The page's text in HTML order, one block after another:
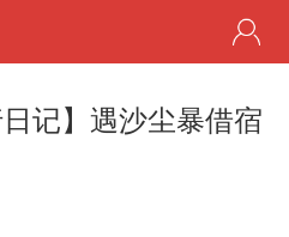
日记】遇沙尘暴借宿